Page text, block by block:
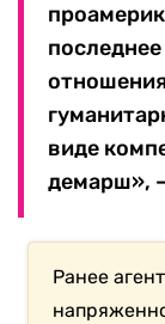
виде
демарш»,
Ранее